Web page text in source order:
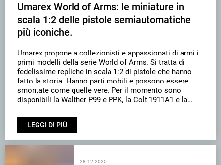
Umarex World of Arms: le miniature in
scala 1:2 delle pistole semiautomatiche
più iconiche.
Umarex propone a collezionisti e appassionati di armi i
primi modelli della serie World of Arms. Si tratta di
fedelissime repliche in scala 1:2 di pistole che hanno
fatto la storia. Hanno parti mobili e possono essere
smontate come quelle vere. Per il momento sono
disponibili la Walther P99 e PPK, la Colt 1911A1 e la
LEGGI DI PIÙ
28.12.2025